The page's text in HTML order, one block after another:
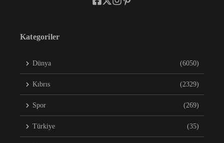
Kategoriler
Dünya (6050)
Kıbrıs (2329)
Spor (269)
Türkiye (35)